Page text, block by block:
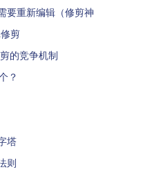
要重新编辑（修剪神
剪
的竞争机制
？
塔
则